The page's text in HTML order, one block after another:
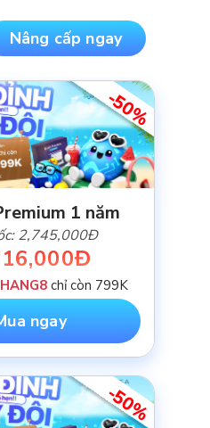
Nâng cấp ngay
MỤC BÀI VIẾT
MỚI NHẤT
-50%
1 năm
2,745,000Đ
chỉ còn 799K
ngay
-50%